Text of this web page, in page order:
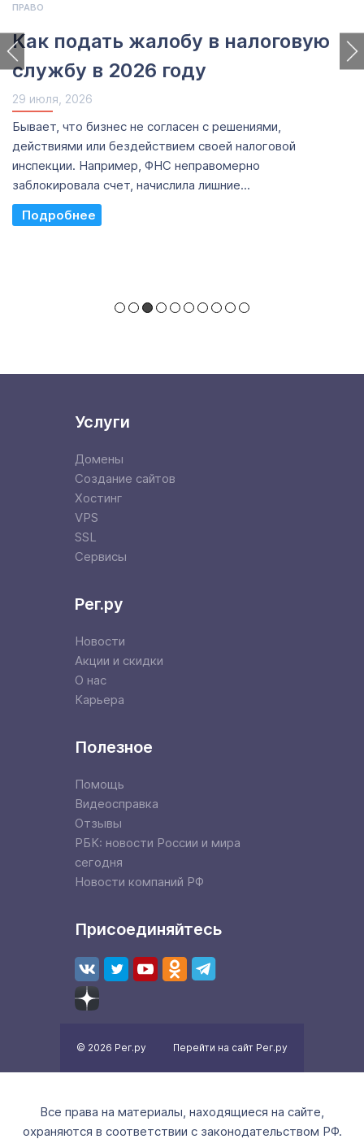
ПРАВО
Как подать жалобу в налоговую
службу в 2026 году
29 июля, 2026
Бывает, что бизнес не согласен с решениями,
действиями или бездействием своей налоговой
инспекции. Например, ФНС неправомерно
заблокировала счет, начислила лишние...
Read More
Услуги
Домены
Создание сайтов
Хостинг
VPS
SSL
Сервисы
Рег.ру
Новости
Акции и скидки
О нас
Карьера
Полезное
Помощь
Видеосправка
Отзывы
РБК: новости России и мира
сегодня
Новости компаний РФ
Присоединяйтесь
© 2026 Рег.ру Перейти на сайт Рег.ру
Все права на материалы, находящиеся на сайте,
охраняются в соответствии с законодательством РФ.